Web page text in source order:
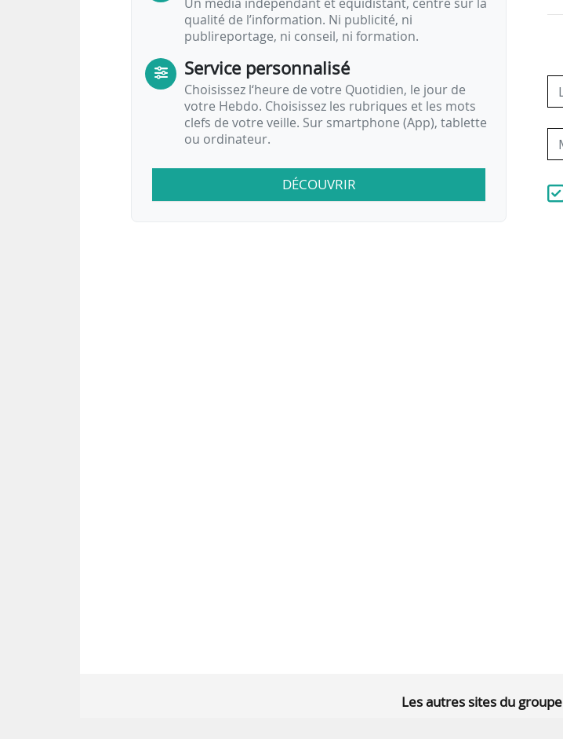
qualité de l’information. Ni publicité, ni
publireportage, ni conseil, ni formation.
Service personnalisé
Choisissez l‘heure de votre Quotidien, le jour de
votre Hebdo. Choisissez les rubriques et les mots
clefs de votre veille. Sur smartphone (App), tablette
ou ordinateur.
DÉCOUVRIR
Les autres sites du groupe